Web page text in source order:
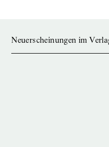
Neuerscheinungen im